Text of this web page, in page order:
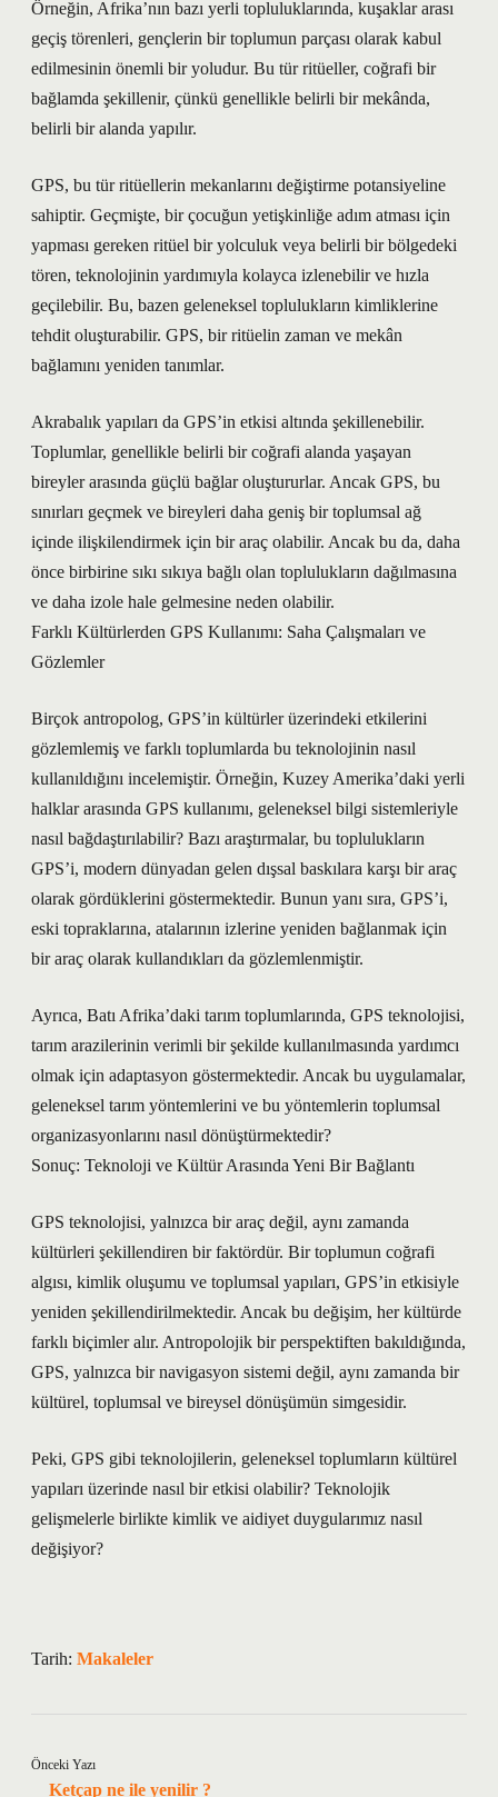
Örneğin, Afrika’nın bazı yerli topluluklarında, kuşaklar arası
geçiş törenleri, gençlerin bir toplumun parçası olarak kabul
edilmesinin önemli bir yoludur. Bu tür ritüeller, coğrafi bir
bağlamda şekillenir, çünkü genellikle belirli bir mekânda,
belirli bir alanda yapılır.
GPS, bu tür ritüellerin mekanlarını değiştirme potansiyeline
sahiptir. Geçmişte, bir çocuğun yetişkinliğe adım atması için
yapması gereken ritüel bir yolculuk veya belirli bir bölgedeki
tören, teknolojinin yardımıyla kolayca izlenebilir ve hızla
geçilebilir. Bu, bazen geleneksel toplulukların kimliklerine
tehdit oluşturabilir. GPS, bir ritüelin zaman ve mekân
bağlamını yeniden tanımlar.
Akrabalık yapıları da GPS’in etkisi altında şekillenebilir.
Toplumlar, genellikle belirli bir coğrafi alanda yaşayan
bireyler arasında güçlü bağlar oluştururlar. Ancak GPS, bu
sınırları geçmek ve bireyleri daha geniş bir toplumsal ağ
içinde ilişkilendirmek için bir araç olabilir. Ancak bu da, daha
önce birbirine sıkı sıkıya bağlı olan toplulukların dağılmasına
ve daha izole hale gelmesine neden olabilir.
Farklı Kültürlerden GPS Kullanımı: Saha Çalışmaları ve
Gözlemler
Birçok antropolog, GPS’in kültürler üzerindeki etkilerini
gözlemlemiş ve farklı toplumlarda bu teknolojinin nasıl
kullanıldığını incelemiştir. Örneğin, Kuzey Amerika’daki yerli
halklar arasında GPS kullanımı, geleneksel bilgi sistemleriyle
nasıl bağdaştırılabilir? Bazı araştırmalar, bu toplulukların
GPS’i, modern dünyadan gelen dışsal baskılara karşı bir araç
olarak gördüklerini göstermektedir. Bunun yanı sıra, GPS’i,
eski topraklarına, atalarının izlerine yeniden bağlanmak için
bir araç olarak kullandıkları da gözlemlenmiştir.
Ayrıca, Batı Afrika’daki tarım toplumlarında, GPS teknolojisi,
tarım arazilerinin verimli bir şekilde kullanılmasında yardımcı
olmak için adaptasyon göstermektedir. Ancak bu uygulamalar,
geleneksel tarım yöntemlerini ve bu yöntemlerin toplumsal
organizasyonlarını nasıl dönüştürmektedir?
Sonuç: Teknoloji ve Kültür Arasında Yeni Bir Bağlantı
GPS teknolojisi, yalnızca bir araç değil, aynı zamanda
kültürleri şekillendiren bir faktördür. Bir toplumun coğrafi
algısı, kimlik oluşumu ve toplumsal yapıları, GPS’in etkisiyle
yeniden şekillendirilmektedir. Ancak bu değişim, her kültürde
farklı biçimler alır. Antropolojik bir perspektiften bakıldığında,
GPS, yalnızca bir navigasyon sistemi değil, aynı zamanda bir
kültürel, toplumsal ve bireysel dönüşümün simgesidir.
Peki, GPS gibi teknolojilerin, geleneksel toplumların kültürel
yapıları üzerinde nasıl bir etkisi olabilir? Teknolojik
gelişmelerle birlikte kimlik ve aidiyet duygularımız nasıl
değişiyor?
Tarih: Makaleler
Önceki Yazı
Ketçap ne ile yenilir ?